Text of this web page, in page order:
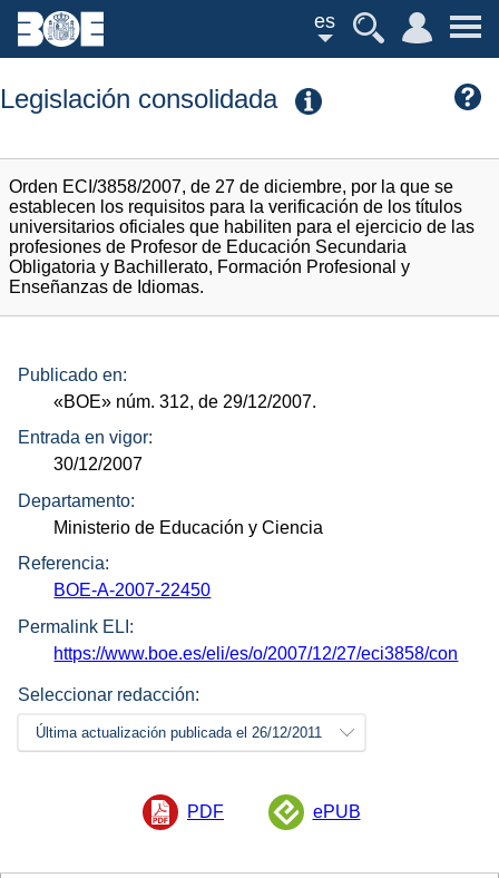
es
Legislación consolidada
Orden ECI/3858/2007, de 27 de diciembre, por la que se
establecen los requisitos para la verificación de los títulos
universitarios oficiales que habiliten para el ejercicio de las
profesiones de Profesor de Educación Secundaria
Obligatoria y Bachillerato, Formación Profesional y
Enseñanzas de Idiomas.
Publicado en:
«BOE» núm. 312, de 29/12/2007.
Entrada en vigor:
30/12/2007
Departamento:
Ministerio de Educación y Ciencia
Referencia:
BOE-A-2007-22450
Permalink ELI:
https://www.boe.es/eli/es/o/2007/12/27/eci3858/con
Seleccionar redacción:
Última actualización publicada el 26/12/2011
PDF ePUB